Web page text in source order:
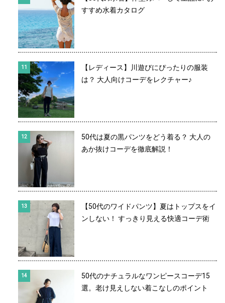
すすめ水着カタログ
【レディース】川遊びにぴったりの服装
は？ 大人向けコーデをレクチャー♪
50代は夏の黒パンツをどう着る？ 大人の
あか抜けコーデを徹底解説！
【50代のワイドパンツ】夏はトップスをイ
ンしない！ すっきり見える快適コーデ術
50代のナチュラルなワンピースコーデ15
選。老け見えしない着こなしのポイント